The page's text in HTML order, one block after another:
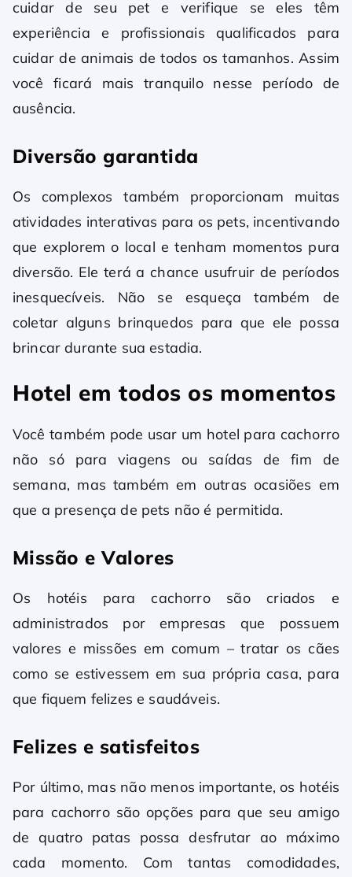
cuidar de seu pet e verifique se eles têm
experiência e profissionais qualificados para
cuidar de animais de todos os tamanhos. Assim
você ficará mais tranquilo nesse período de
ausência.
Diversão garantida
Os complexos também proporcionam muitas
atividades interativas para os pets, incentivando
que explorem o local e tenham momentos pura
diversão. Ele terá a chance usufruir de períodos
inesquecíveis. Não se esqueça também de
coletar alguns brinquedos para que ele possa
brincar durante sua estadia.
Hotel em todos os momentos
Você também pode usar um hotel para cachorro
não só para viagens ou saídas de fim de
semana, mas também em outras ocasiões em
que a presença de pets não é permitida.
Missão e Valores
Os hotéis para cachorro são criados e
administrados por empresas que possuem
valores e missões em comum – tratar os cães
como se estivessem em sua própria casa, para
que fiquem felizes e saudáveis.
Felizes e satisfeitos
Por último, mas não menos importante, os hotéis
para cachorro são opções para que seu amigo
de quatro patas possa desfrutar ao máximo
cada momento. Com tantas comodidades,